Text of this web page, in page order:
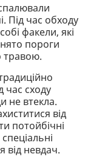
Під час обходу
факели, які
пороги
травою.
час сходу
не втекла.
від
потойбічні
від невдач.